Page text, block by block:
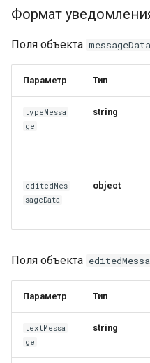
Входящее сообщение с
Входящее сообщение с
обновлением опроса
Входящее
отредактированное
Входящее удаленное
сообщение
Входящее сообщение с
Входящее сообщение с
интерактивными кнопками
собеседника в
интеграциях?
Формат
Поля объекта messageData
Параметр Тип
typeMessa
ge
string
editedMes
sageData
object
Поля объекта
Параметр Тип
textMessa
ge
string